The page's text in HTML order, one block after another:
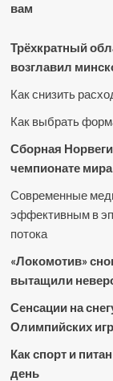
вам
Трёхкратный
возглавил
Как снизить
Как выбрать
Сборная
чемпионате
Современные
эффективным в
потока
«Локомотив»
вытащили
Сенсации на
Олимпийских
Как спорт и
день